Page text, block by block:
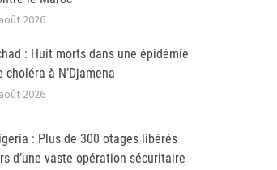
2026
: Huit morts dans une épidémie
choléra à N’Djamena
2026
: Plus de 300 otages libérés
d’une vaste opération sécuritaire